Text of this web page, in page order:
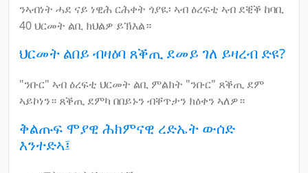
ንኣብነት ሓደ ናይ ነዊሕ ርሕቀት ጎያዪ፡ ኣብ ዕረፍቲ ኣብ ደቒቕ ከባቢ
40 ህርመት ልቢ ክህልዎ ይኽእል።
ህርመት ልበይ ብዛዕባ ጸቕጢ ደመይ ገለ ይዛረብ ድዩ?
"ንቡር" ኣብ ዕረፍቲ ህርመት ልቢ ምልክት "ንቡር" ጸቕጢ ደም
ኣይኮነን። ጸቕጢ ደምካ በበይኑን ብቐጥታን ክዕቀን ኣለዎ።
ቅልጡፍ ሞያዊ ሕክምናዊ ረድኤት ውሰድ
እንተድኣ፤